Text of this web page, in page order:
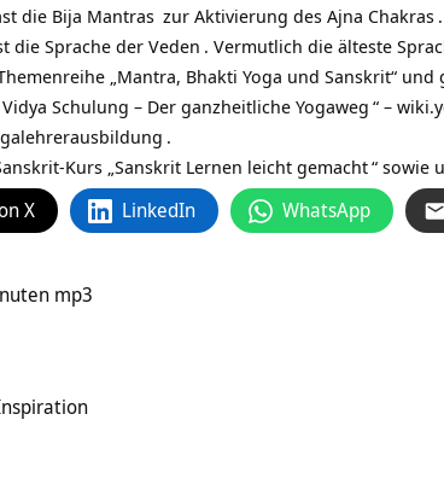
die Bija Mantras zur Aktivierung des Ajna Chakras
die Sprache der Veden . Vermutlich die älteste
„Mantra, Bhakti Yoga und Sanskrit“
Schulung – Der ganzheitliche Yogaweg“ –
.
Kurs „Sanskrit Lernen leicht gemacht“ sowie
X LinkedIn WhatsApp
mp3